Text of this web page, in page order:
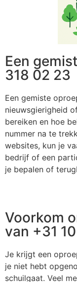
Een
318 02 23
Een gemiste
nieuwsgierigheid
bereiken en hoe
nummer na te
websites, kun je
bedrijf of een
je bepalen of
Voorkom
van +31
Je krijgt een
je niet hebt
schuilgaat. Veel